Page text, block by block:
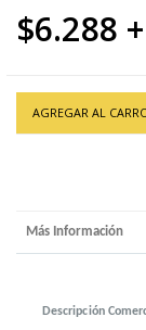
$6.288
AGREGAR AL
Más Información
Descripción